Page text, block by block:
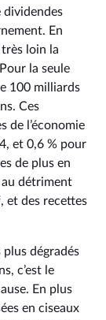
dividendes
En
loin la
la seule
100 milliards
Ces
de l’économie
et 0,6 % pour
de plus en
au détriment
et des recettes
dégradés
c’est le
En plus
en ciseaux